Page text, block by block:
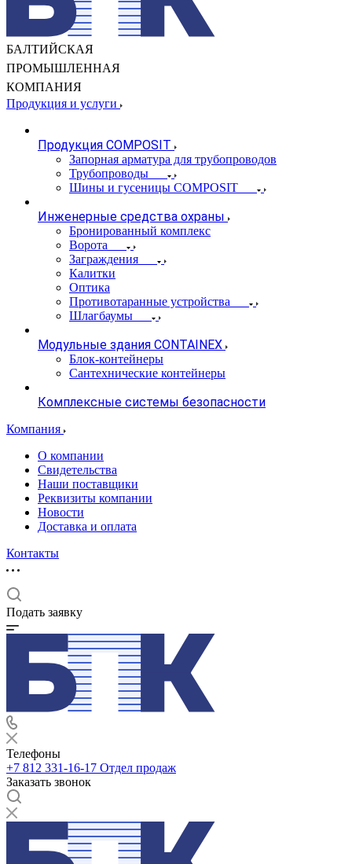
БАЛТИЙСКАЯ
ПРОМЫШЛЕННАЯ
КОМПАНИЯ
Продукция и услуги
Продукция COMPOSIT
Запорная арматура для трубопроводов
Трубопроводы
Шины и гусеницы COMPOSIT
Инженерные средства охраны
Бронированный комплекс
Ворота
Заграждения
Калитки
Оптика
Противотаранные устройства
Шлагбаумы
Модульные здания CONTAINEX
Блок-контейнеры
Сантехнические контейнеры
Комплексные системы безопасности
Компания
О компании
Свидетельства
Наши поставщики
Реквизиты компании
Новости
Доставка и оплата
Контакты
Подать заявку
Телефоны
+7 812 331-16-17 Отдел продаж
Заказать звонок